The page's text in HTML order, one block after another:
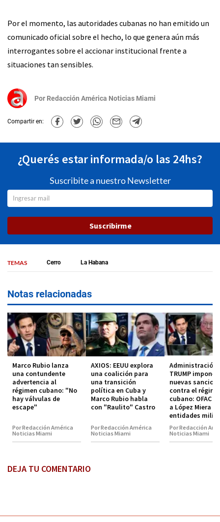
Por el momento, las autoridades cubanas no han emitido un
comunicado oficial sobre el hecho, lo que genera aún más
interrogantes sobre el accionar institucional frente a
situaciones tan sensibles.
Por Redacción América Noticias Miami
Compartir en:
¿Querés estar informada/o las 24hs?
Suscribite a nuestro Newsletter
Suscribirme
TEMAS Cerro La Habana
Notas relacionadas
Marco Rubio lanza
una contundente
advertencia al
régimen cubano: "No
hay válvulas de
escape"
Por Redacción América
Noticias Miami
AXIOS: EEUU explora
una coalición para
una transición
política en Cuba y
Marco Rubio habla
con "Raulito" Castro
Por Redacción América
Noticias Miami
Administración
TRUMP impone
nuevas
contra el
cubano: OFAC
a López Miera y
entidades
Por Redacción
Noticias Miami
DEJA TU COMENTARIO